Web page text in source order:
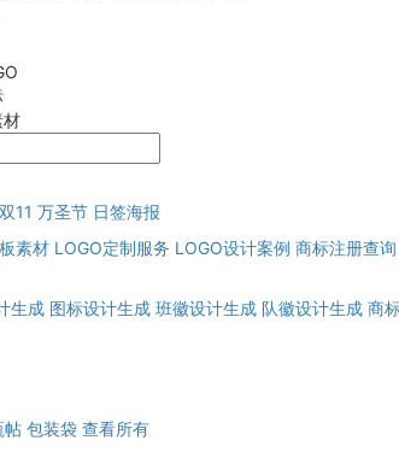
材
双11 万圣节 日签海报
素材 LOGO定制服务 LOGO设计案例 商标注册查询
生成 图标设计生成 班徽设计生成 队徽设计生成 商
帖 包装袋 查看所有